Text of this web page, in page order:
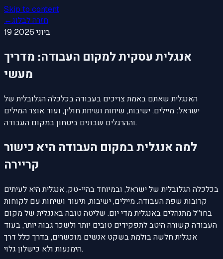
Skip to content
←חזרה לבלוג
19 ביוני 2026
אנגלית עסקית למקום העבודה: מדריך
מעשי
האנגלית שאתם באמת צריכים בעבודה בכלכלה הגלובלית של
ישראל: מיילים, ישיבות, שיחות ושיחת חולין, ועוד אוצר המילים
וההרגלים שבונים ביטחון במקום העבודה.
למה אנגלית במקום העבודה היא כישור
קריירה
בכלכלה הגלובלית של ישראל, ובמיוחד בהיי-טק, אנגלית היא לעיתים
קרובות שפת העבודה. מיילים, ישיבות, תיעוד ושיחות עם לקוחות
בחו"ל מתנהלים באנגלית מדי יום. שליטה טובה באנגלית של מקום
העבודה קשורה היטב לתפקידים טובים יותר ולשכר גבוה יותר, בעוד
אנגלית חלשה בולמת בשקט אנשים מוכשרים, בדרך כלל דרך
הימנעות ולא כישלון גלוי.